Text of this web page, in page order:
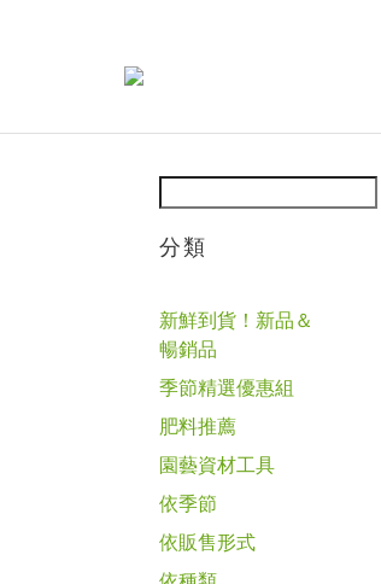
分類
新鮮到貨！新品＆
暢銷品
季節精選優惠組
肥料推薦
園藝資材工具
依季節
依販售形式